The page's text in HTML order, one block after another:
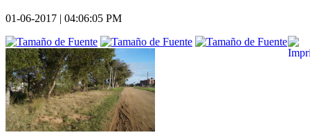
01-06-2017 | 04:06:05 PM